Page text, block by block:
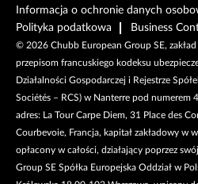
Informacja o ochronie danych
Polityka podatkowa
Business
© 2026 Chubb European Group SE,
przepisom francuskiego kodeksu
Działalności Gospodarczej i Rejestrze
Sociétés – RCS) w Nanterre pod numerem
adres: La Tour Carpe Diem, 31 Place des
Courbevoie, Francja, kapitał zakładowy w
opłacony w całości, działający poprzez
Group SE Spółka Europejska Oddział w